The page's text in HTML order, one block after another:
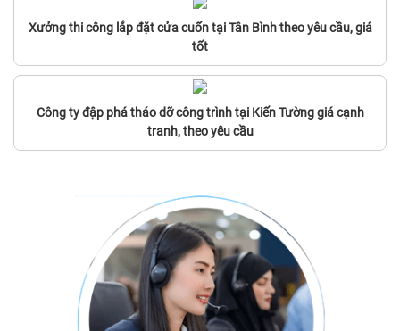
Xưởng thi công lắp đặt cửa cuốn tại Tân Bình theo yêu cầu, giá
tốt
Công ty đập phá tháo dỡ công trình tại Kiến Tường giá cạnh
tranh, theo yêu cầu